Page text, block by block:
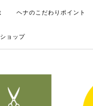
ヘナのこだわりポイント
ョップ